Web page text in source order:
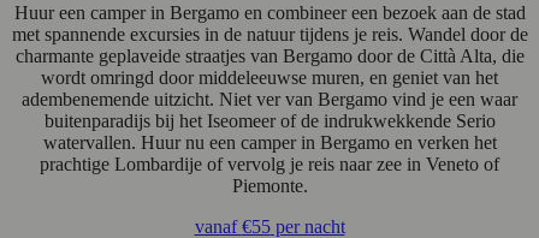
Huur een camper in Bergamo en combineer een bezoek aan de stad
met spannende excursies in de natuur tijdens je reis. Wandel door de
charmante geplaveide straatjes van Bergamo door de Città Alta, die
wordt omringd door middeleeuwse muren, en geniet van het
adembenemende uitzicht. Niet ver van Bergamo vind je een waar
buitenparadijs bij het Iseomeer of de indrukwekkende Serio
watervallen. Huur nu een camper in Bergamo en verken het
prachtige Lombardije of vervolg je reis naar zee in Veneto of
Piemonte.
vanaf€55per nacht